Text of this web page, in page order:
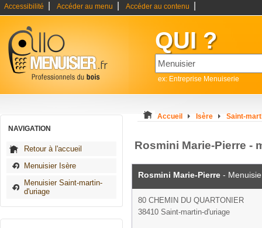
Accessibilité Accéder au menu Accéder au contenu
QUI ?
ex: Entreprise Menuiserie
NAVIGATION
Retour à l'accueil
Menuisier Isère
Menuisier Saint-martin-
d'uriage
Accueil Isère Saint-
Rosmini Marie-Pierre -
Rosmini Marie-Pierre -
80 CHEMIN DU QUARTONIER
38410 Saint-martin-d'uriage